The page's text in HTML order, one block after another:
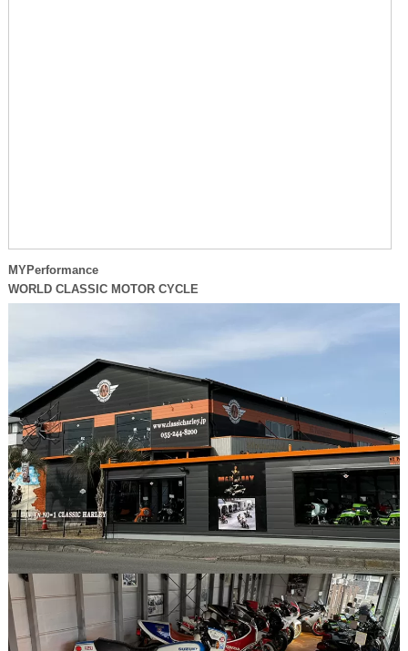
MYPerformance
WORLD CLASSIC MOTOR CYCLE